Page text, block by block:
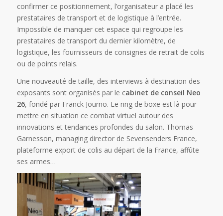
confirmer ce positionnement, l’organisateur a placé les
prestataires de transport et de logistique à l’entrée.
Impossible de manquer cet espace qui regroupe les
prestataires de transport du dernier kilomètre, de
logistique, les fournisseurs de consignes de retrait de colis
ou de points relais.
Une nouveauté de taille, des interviews à destination des
exposants sont organisés par le cabinet de conseil Neo
26, fondé par Franck Journo. Le ring de boxe est là pour
mettre en situation ce combat virtuel autour des
innovations et tendances profondes du salon. Thomas
Garnesson, managing director de Sevensenders France,
plateforme export de colis au départ de la France, affûte
ses armes…